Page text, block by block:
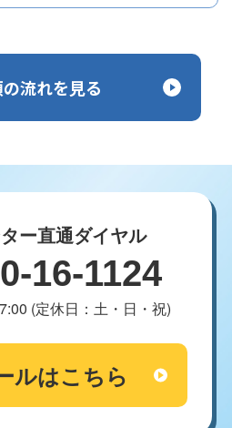
流れを見る
ー直通ダイヤル
16-1124
(定休日：土・日・祝)
ルはこちら